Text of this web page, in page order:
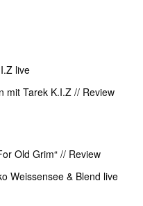
live
mit Tarek K.I.Z // Review
Old Grim“ // Review
Weissensee & Blend live